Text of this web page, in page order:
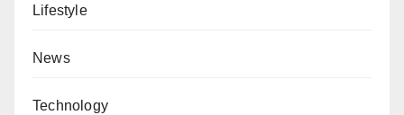
Lifestyle
News
Technology